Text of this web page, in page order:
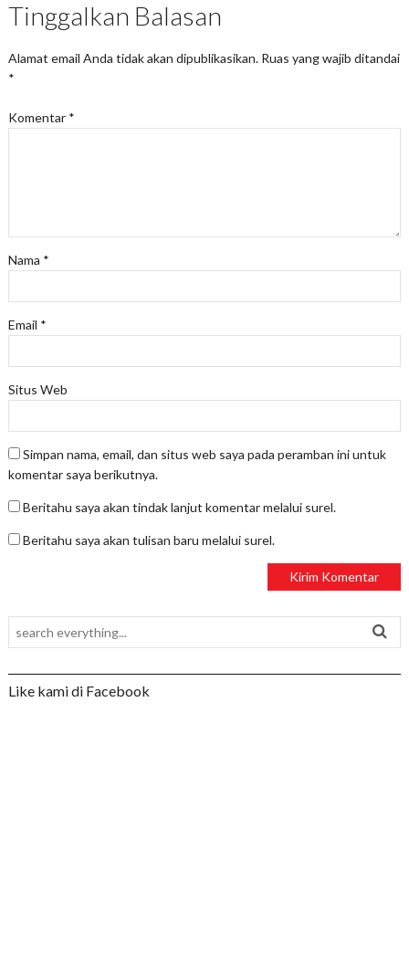
Tinggalkan Balasan
Alamat email Anda tidak akan dipublikasikan. Ruas yang wajib ditandai
*
Komentar *
Nama *
Email *
Situs Web
Simpan nama, email, dan situs web saya pada peramban ini untuk
komentar saya berikutnya.
Beritahu saya akan tindak lanjut komentar melalui surel.
Beritahu saya akan tulisan baru melalui surel.
Like kami di Facebook